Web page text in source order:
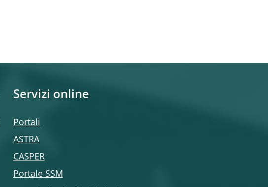
Servizi online
Portali
ASTRA
CASPER
Portale SSM